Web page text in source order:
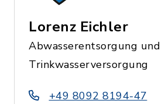
Lorenz Eichler
Abwasserentsorgung und
Trinkwasserversorgung
+49 8092 8194-47